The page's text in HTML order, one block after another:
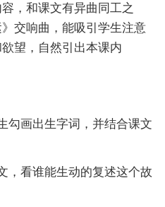
，和课文有异曲同工之
交响曲，能吸引学生注意
望，自然引出本课内
画出生字词，并结合课文
看谁能生动的复述这个故